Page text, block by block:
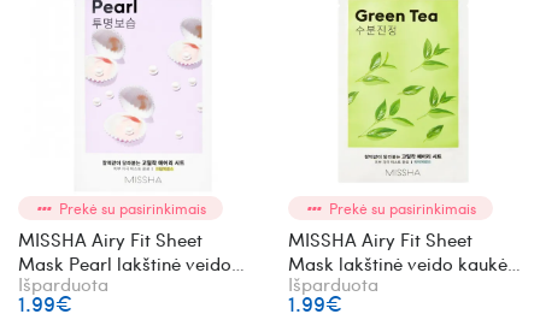
Prekė su pasirinkimais
MISSHA Airy Fit Sheet
Mask Pearl lakštinė veido
kaukė su perlais
Išparduota
1.99€
Prekė su pasirinkimais
MISSHA Airy Fit Sheet
Mask lakštinė veido kaukė
su žaliąja arbata
Išparduota
1.99€